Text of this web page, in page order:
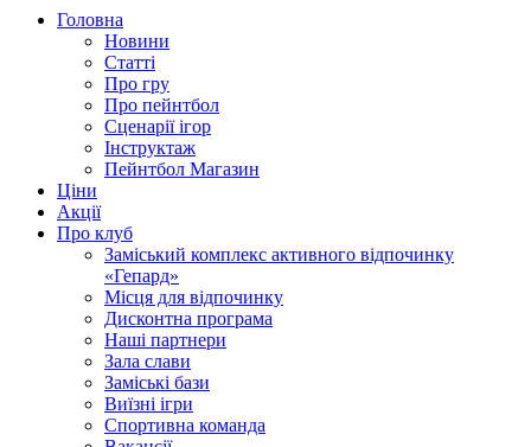
Головна
Новини
Статті
Про гру
Про пейнтбол
Сценарії ігор
Інструктаж
Пейнтбол Магазин
Ціни
Акції
Про клуб
Заміський комплекс активного відпочинку
«Гепард»
Місця для відпочинку
Дисконтна програма
Наші партнери
Зала слави
Заміські бази
Виїзні ігри
Спортивна команда